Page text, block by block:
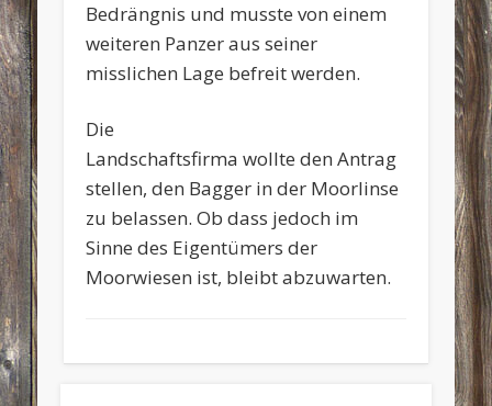
Bedrängnis und musste von einem
weiteren Panzer aus seiner
misslichen Lage befreit werden.
Die
Landschaftsfirma wollte den Antrag
stellen, den Bagger in der Moorlinse
zu belassen. Ob dass jedoch im
Sinne des Eigentümers der
Moorwiesen ist, bleibt abzuwarten.